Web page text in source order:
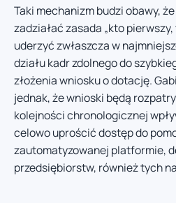
Taki mechanizm budzi obawy,
zadziałać zasada „kto
uderzyć zwłaszcza w
działu kadr zdolnego do
złożenia wniosku o dotację.
jednak, że wnioski będą
kolejności chronologicznej
celowo uprościć dostęp do
zautomatyzowanej platformie,
przedsiębiorstw, również tych